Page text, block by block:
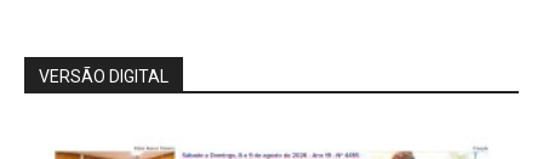
VERSÃO DIGITAL